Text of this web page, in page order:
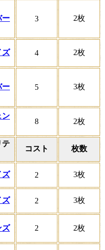
ー 3 2枚
ズ 4 2枚
ー 5 3枚
ン
8 2枚
テ
コスト 枚数
ズ 2 3枚
ズ 2 3枚
ズ 2 2枚